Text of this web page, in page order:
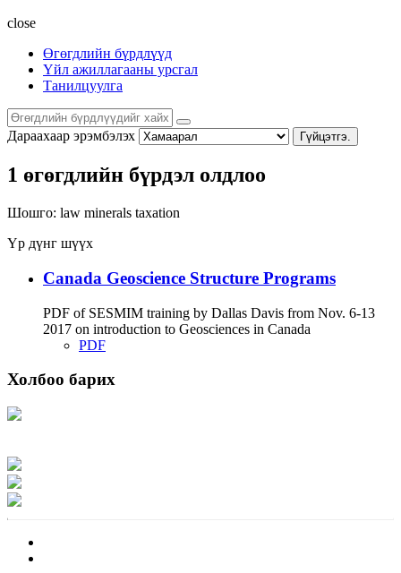
close
Өгөгдлийн бүрдлүүд
Үйл ажиллагааны урсгал
Танилцуулга
Дараахаар эрэмбэлэх Гүйцэтгэ.
1 өгөгдлийн бүрдэл олдлоо
Шошго: law minerals taxation
Үр дүнг шүүх
Canada Geoscience Structure Programs
PDF of SESMIM training by Dallas Davis from Nov. 6-13
2017 on introduction to Geosciences in Canada
PDF
Холбоо барих